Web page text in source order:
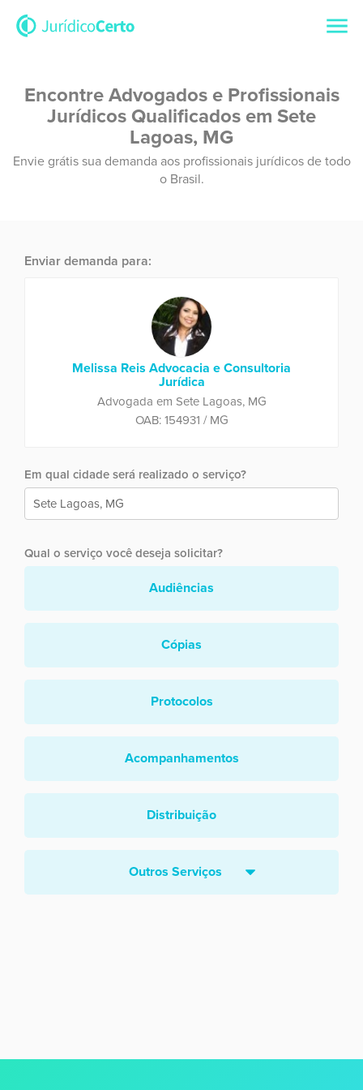
Encontre Advogados e Profissionais
Jurídicos Qualificados em Sete
Lagoas, MG
Envie grátis sua demanda aos profissionais jurídicos de todo
o Brasil.
Enviar demanda para:
Melissa Reis Advocacia e Consultoria
Jurídica
Advogada em Sete Lagoas, MG
OAB: 154931 / MG
Em qual cidade será realizado o serviço?
Qual o serviço você deseja solicitar?
Audiências
Cópias
Protocolos
Acompanhamentos
Distribuição
Outros Serviços